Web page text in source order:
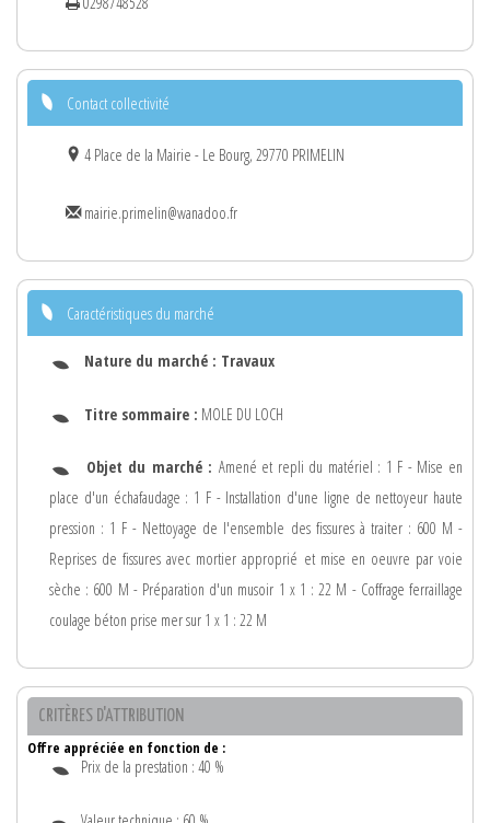
Contact collectivité
4 Place de la Mairie - Le Bourg, 29770 PRIMELIN
mairie.primelin@wanadoo.fr
Caractéristiques du marché
Nature du marché : Travaux
Titre sommaire : MOLE DU LOCH
Objet du marché : Amené et repli du matériel : 1 F - Mise en
place d'un échafaudage : 1 F - Installation d'une ligne de nettoyeur haute
pression : 1 F - Nettoyage de l'ensemble des fissures à traiter : 600 M -
Reprises de fissures avec mortier approprié et mise en oeuvre par voie
sèche : 600 M - Préparation d'un musoir 1 x 1 : 22 M - Coffrage ferraillage
coulage béton prise mer sur 1 x 1 : 22 M
CRITÈRES D'ATTRIBUTION
Offre appréciée en fonction de :
Prix de la prestation : 40 %